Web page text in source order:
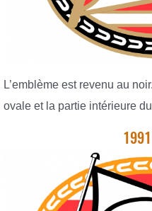
L’emblème est revenu au
ovale et la partie intérieure